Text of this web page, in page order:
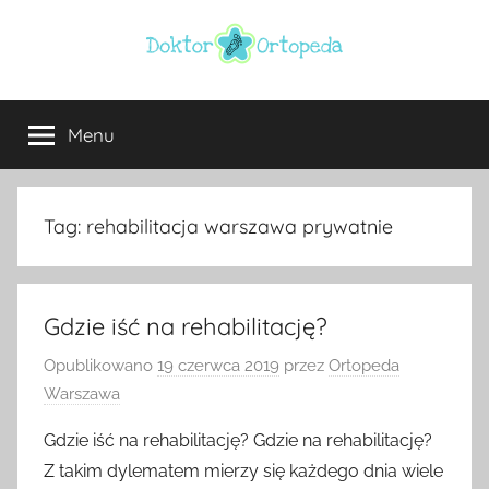
Doktor
ortopeda
Warszawa
usg
Warszawa,
ginekolog,
urolog,
Menu
Tag: rehabilitacja warszawa prywatnie
Gdzie iść na rehabilitację?
Opublikowano 19 czerwca 2019 przez Ortopeda
Warszawa
Gdzie iść na rehabilitację? Gdzie na rehabilitację?
Z takim dylematem mierzy się każdego dnia wiele